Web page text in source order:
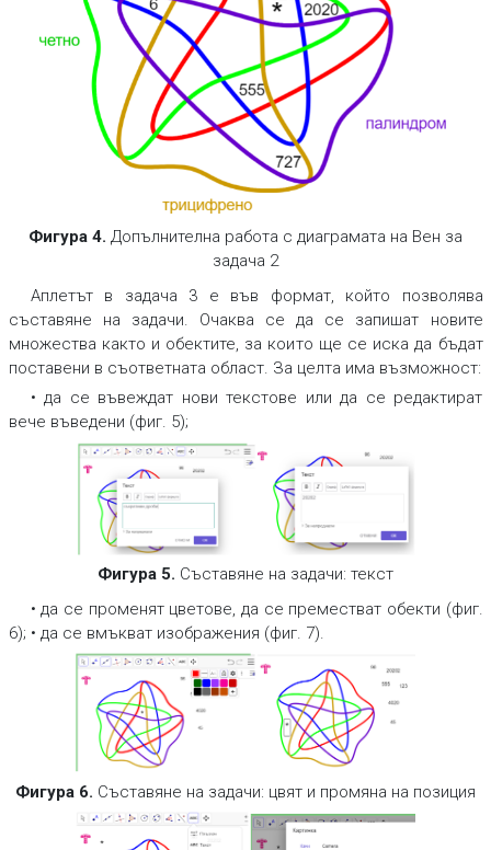
Фигура 4. Допълнителна работа с диаграмата на Вен за
задача 2
Аплетът в задача 3 е във формат, който позволява
съставяне на задачи. Очаква се да се запишат новите
множества както и обектите, за които ще се иска да бъдат
поставени в съответната област. За целта има възможност:
• да се въвеждат нови текстове или да се редактират
вече въведени (фиг. 5);
Фигура 5. Съставяне на задачи: текст
• да се променят цветове, да се преместват обекти (фиг.
6); • да се вмъкват изображения (фиг. 7).
Фигура 6. Съставяне на задачи: цвят и промяна на позиция